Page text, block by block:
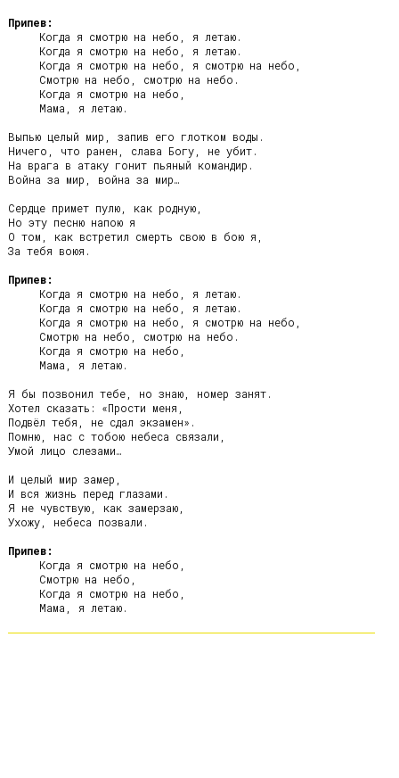
Припев:
Выпью целый мир, запив его глотком воды.
Ничего, что ранен, слава Богу, не убит.
На врага в атаку гонит пьяный командир.
Война за мир, война за мир…
Сердце примет пулю, как родную,
Но эту песню напою я
О том, как встретил смерть свою в бою я,
За тебя воюя.
Припев:
Я бы позвонил тебе, но знаю, номер занят.
Хотел сказать: «Прости меня,
Подвёл тебя, не сдал экзамен».
Помню, нас с тобою небеса связали,
Умой лицо слезами…
И целый мир замер,
И вся жизнь перед глазами.
Я не чувствую, как замерзаю,
Ухожу, небеса позвали.
Припев: